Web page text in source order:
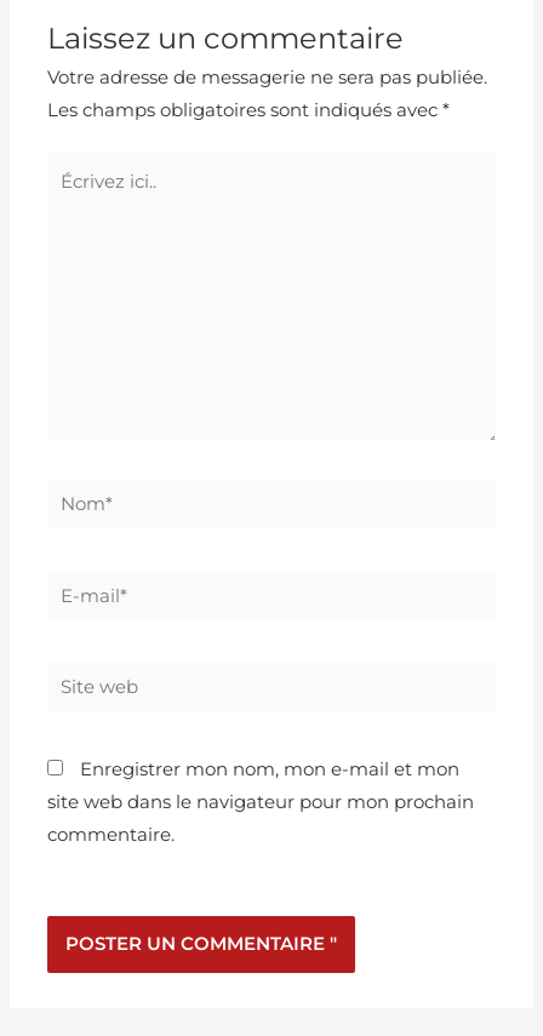
Laissez un commentaire
Votre adresse de messagerie ne sera pas publiée.
Les champs obligatoires sont indiqués avec*
Enregistrer mon nom, mon e-mail et mon
site web dans le navigateur pour mon prochain
commentaire.